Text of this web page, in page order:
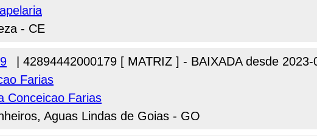
- CE
| 42894442000179 [ MATRIZ ] - BAIXADA desde 2023-
Farias
Conceicao Farias
Aguas Lindas de Goias - GO